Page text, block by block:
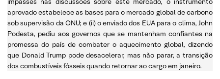
aprovado estabelece as bases para o mercado global de carbono
sob supervisão da ONU; e (ii) o enviado dos EUA para o clima, John
Podesta, pediu aos governos que se mantenham confiantes na
promessa do país de combater o aquecimento global, dizendo
que Donald Trump pode desacelerar, mas não parar, a transição
dos combustíveis fósseis quando retornar ao cargo em janeiro.